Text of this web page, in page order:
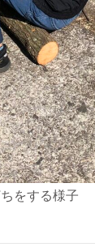
をする様子